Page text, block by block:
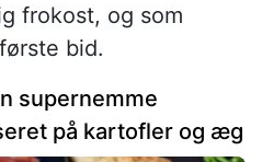
frokost, og som
bid.
supernemme
på kartofler og æg